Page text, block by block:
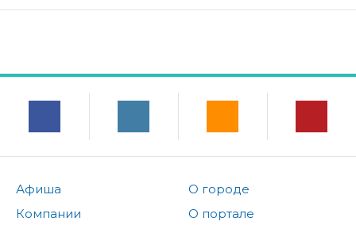
Афиша
Компании
О городе
О портале